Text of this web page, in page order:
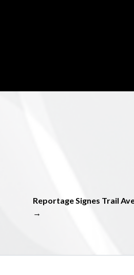
Reportage Signes Trail
→